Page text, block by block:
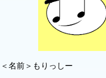
＜名前＞もりっしー